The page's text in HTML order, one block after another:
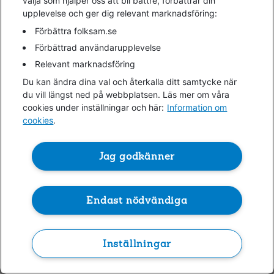
information).
upplevelse och ger dig relevant marknadsföring:
Förbättra folksam.se
Förbättrad användarupplevelse
Relevant marknadsföring
Du kan ändra dina val och återkalla ditt samtycke när
du vill längst ned på webbplatsen. Läs mer om våra
cookies under inställningar och här: Information om
cookies.
Jag godkänner
Endast nödvändiga
Inställningar